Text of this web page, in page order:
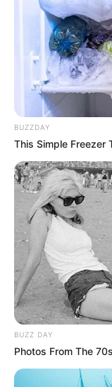
BUZZDAY
This Simple Freezer
BUZZ DAY
Photos From The